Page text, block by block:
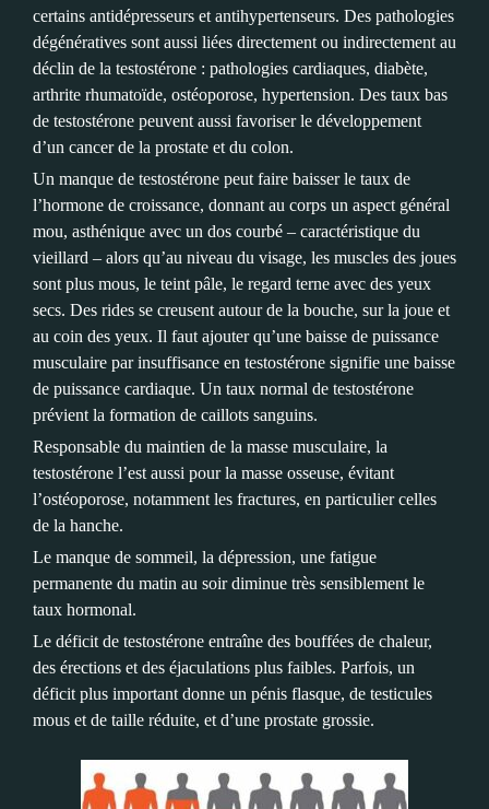
certains antidépresseurs et antihypertenseurs. Des pathologies
dégénératives sont aussi liées directement ou indirectement au
déclin de la testostérone : pathologies cardiaques, diabète,
arthrite rhumatoïde, ostéoporose, hypertension. Des taux bas
de testostérone peuvent aussi favoriser le développement
d’un cancer de la prostate et du colon.
Un manque de testostérone peut faire baisser le taux de
l’hormone de croissance, donnant au corps un aspect général
mou, asthénique avec un dos courbé – caractéristique du
vieillard – alors qu’au niveau du visage, les muscles des joues
sont plus mous, le teint pâle, le regard terne avec des yeux
secs. Des rides se creusent autour de la bouche, sur la joue et
au coin des yeux. Il faut ajouter qu’une baisse de puissance
musculaire par insuffisance en testostérone signifie une baisse
de puissance cardiaque. Un taux normal de testostérone
prévient la formation de caillots sanguins.
Responsable du maintien de la masse musculaire, la
testostérone l’est aussi pour la masse osseuse, évitant
l’ostéoporose, notamment les fractures, en particulier celles
de la hanche.
Le manque de sommeil, la dépression, une fatigue
permanente du matin au soir diminue très sensiblement le
taux hormonal.
Le déficit de testostérone entraîne des bouffées de chaleur,
des érections et des éjaculations plus faibles. Parfois, un
déficit plus important donne un pénis flasque, de testicules
mous et de taille réduite, et d’une prostate grossie.